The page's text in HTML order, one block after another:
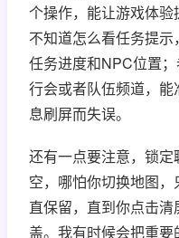
个操作，能让游戏体验
不知道怎么看任务提
任务进度和NPC位置
行会或者队伍频道，
息刷屏而失误。
还有一点要注意，锁
空，哪怕你切换地图
直保留，直到你点击
盖。我有时候会把重